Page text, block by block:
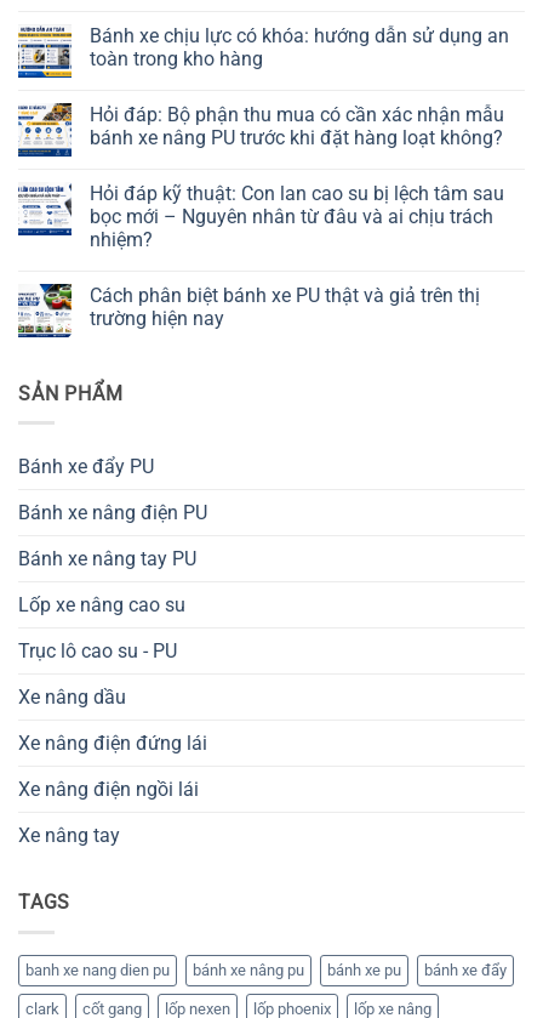
màng
BOPP:
Độ
mặt
và
yêu
không
tạo
vân
Trục
lô
cao
rẻ
và
trục
cao
su
kỹ
thuật
cao
ở
điểm
nào?
bình
luận
ở
sánh
tuổi
thọ
con
cao
su
mềm
và
con
su
cứng
trong
tải
trọng
Bánh xe chịu lực có khóa: hướng dẫn sử dụng an
toàn trong kho hàng
bình
luận
ở
chịu
lực
có
khóa:
sử
dụng
an
hàng
Hỏi đáp: Bộ phận thu mua có cần xác nhận mẫu
bánh xe nâng PU trước khi đặt hàng loạt không?
bình
luận
ở
Hỏi
phận
thu
mua
nhận
mẫu
PU
trước
đặt
không?
Hỏi đáp kỹ thuật: Con lan cao su bị lệch tâm sau
bọc mới – Nguyên nhân từ đâu và ai chịu trách
nhiệm?
bình
luận
ở
kỹ
thuật:
su
bị
tâm
sau
mới
–
nhân
từ
và
ai
trách
nhiệm?
Cách phân biệt bánh xe PU thật và giả trên thị
trường hiện nay
bình
luận
biệt
bánh
PU
thật
giả
trên
trường
hiện
SẢN PHẨM
Bánh xe đẩy PU
Bánh xe nâng điện PU
Bánh xe nâng tay PU
Lốp xe nâng cao su
Trục lô cao su - PU
Xe nâng dầu
Xe nâng điện đứng lái
Xe nâng điện ngồi lái
Xe nâng tay
TAGS
banh xe nang dien pu bánh xe nâng pu bánh xe pu bánh xe đẩy
clark cốt gang lốp nexen lốp phoenix lốp xe nâng